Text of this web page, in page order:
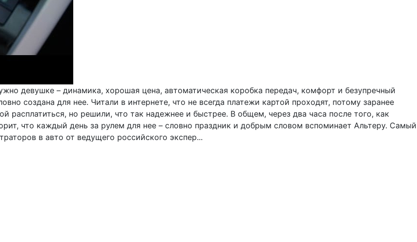
девушке – динамика, хорошая цена, автоматическая коробка передач, комфорт и безупречный
создана для нее. Читали в интернете, что не всегда платежи картой проходят, потому заранее
расплатиться, но решили, что так надежнее и быстрее. В общем, через два часа после того, как
что каждый день за рулем для нее – словно праздник и добрым словом вспоминает Альтеру. Самый
в авто от ведущего российского экспер...